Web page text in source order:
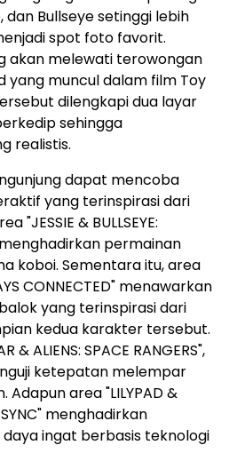
dan Bullseye setinggi lebih
spot foto favorit.
akan melewati terowongan
muncul dalam film Toy
dilengkapi dua layar
sehingga
realistis.
dapat mencoba
yang terinspirasi dari
"JESSIE & BULLSEYE:
menghadirkan permainan
koboi. Sementara itu, area
CONNECTED" menawarkan
yang terinspirasi dari
kedua karakter tersebut.
& ALIENS: SPACE RANGERS",
ketepatan melempar
area "LILYPAD &
SYNC" menghadirkan
ingat berbasis teknologi